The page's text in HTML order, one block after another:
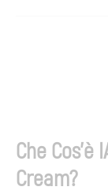
Che Cos’è
Cream?